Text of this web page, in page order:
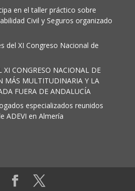
en el taller práctico sobre
Civil y Seguros organizado
del XI Congreso Nacional de
XI CONGRESO NACIONAL DE
MÁS MULTITUDINARIA Y LA
FUERA DE ANDALUCÍA
especializados reunidos
ADEVI en Almería